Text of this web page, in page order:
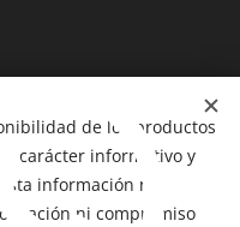
de los productos
carácter informativo y
información no
ni compromiso